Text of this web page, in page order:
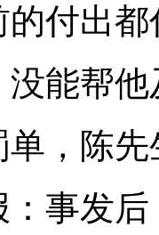
付出
能帮他
，陈先
发后